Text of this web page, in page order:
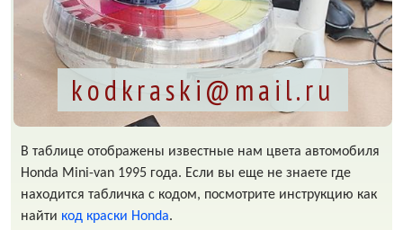
kodkraski@mail.ru
В таблице отображены известные нам цвета автомобиля
Honda Mini-van 1995 года. Если вы еще не знаете где
находится табличка с кодом, посмотрите инструкцию как
найти код краски Honda.